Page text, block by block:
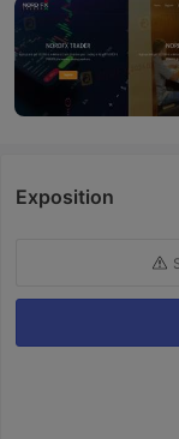
Exposition